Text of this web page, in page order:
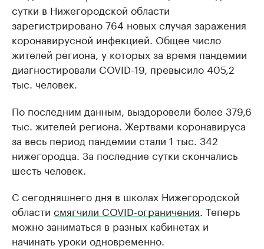
сутки в Нижегородской области
зарегистрировано 764 новых случая заражения
коронавирусной инфекцией. Общее число
жителей региона, у которых за время пандемии
диагностировали COVID-19, превысило 405,2
тыс. человек.
По последним данным, выздоровели более 379,6
тыс. жителей региона. Жертвами коронавируса
за весь период пандемии стали 1 тыс. 342
нижегородца. За последние сутки скончались
шесть человек.
С сегодняшнего дня в школах Нижегородской
области смягчили COVID-ограничения . Теперь
можно заниматься в разных кабинетах и
начинать уроки одновременно.